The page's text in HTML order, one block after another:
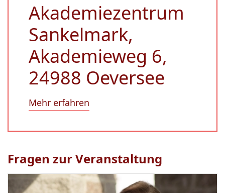
Akademiezentrum
Sankelmark,
Akademieweg 6,
24988 Oeversee
Mehr erfahren
Fragen zur Veranstaltung